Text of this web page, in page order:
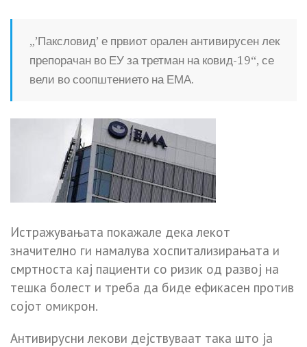
„’Паксловид’ е првиот орален антивирусен лек
препорачан во ЕУ за третман на ковид-19“, се
вели во соопштението на ЕМА.
Истражувањата покажале дека лекот
значително ги намалува хоспитализирањата и
смртноста кај пациенти со ризик од развој на
тешка болест и треба да биде ефикасен против
сојот омикрон.
Антивирусни лекови дејствуваат така што ја